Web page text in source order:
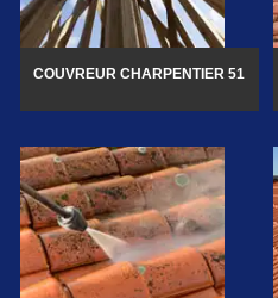
COUVREUR CHARPENTIER 51